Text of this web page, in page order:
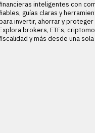
inteligentes con
guías claras y
invertir, ahorrar y proteger
brokers, ETFs,
y más desde una